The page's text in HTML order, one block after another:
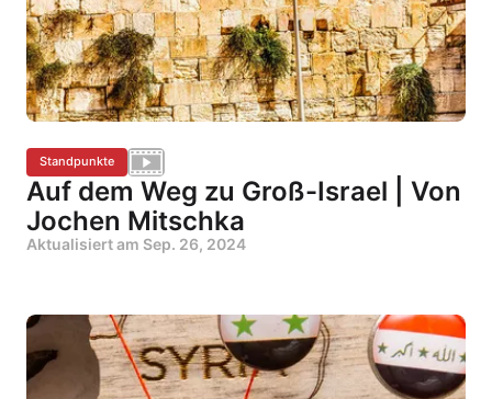
Standpunkte
Auf dem Weg zu Groß-Israel | Von
Jochen Mitschka
Aktualisiert am Sep. 26, 2024